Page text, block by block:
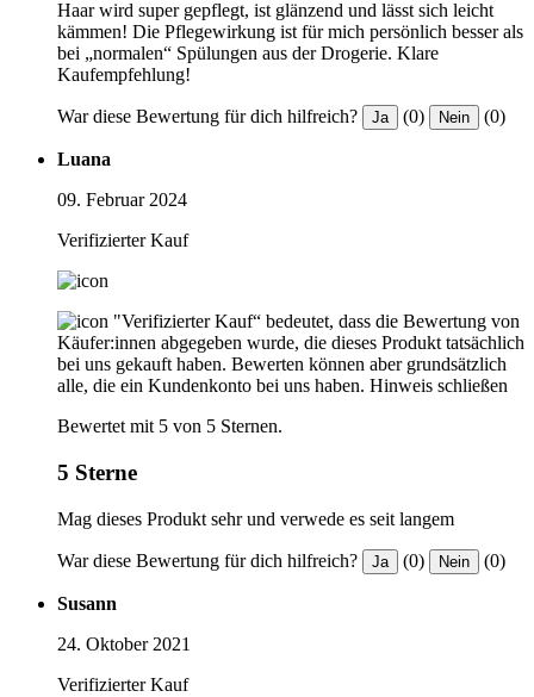
Haar wird super gepflegt, ist glänzend und lässt sich leicht
kämmen! Die Pflegewirkung ist für mich persönlich besser als
bei „normalen“ Spülungen aus der Drogerie. Klare
Kaufempfehlung!
War diese Bewertung für dich hilfreich? Ja (0) Nein (0)
Luana
09. Februar 2024
Verifizierter Kauf
"Verifizierter Kauf“ bedeutet, dass die Bewertung von
Käufer:innen abgegeben wurde, die dieses Produkt tatsächlich
bei uns gekauft haben. Bewerten können aber grundsätzlich
alle, die ein Kundenkonto bei uns haben. Hinweis schließen
Bewertet mit 5 von 5 Sternen.
5 Sterne
Mag dieses Produkt sehr und verwede es seit langem
War diese Bewertung für dich hilfreich? Ja (0) Nein (0)
Susann
24. Oktober 2021
Verifizierter Kauf